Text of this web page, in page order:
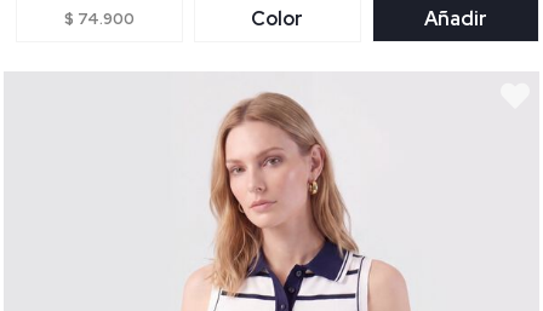
$ 74.900 Color Añadir